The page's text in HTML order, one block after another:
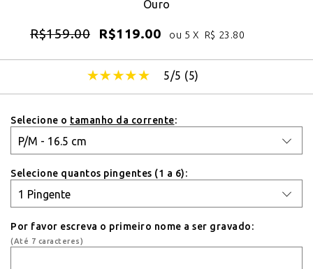
Ouro
R$159.00 R$119.00 ou 5 X R$ 23.80
5/5 (5)
Selecione o tamanho da corrente:
Selecione quantos pingentes (1 a 6):
Por favor escreva o primeiro nome a ser gravado:
(Até 7 caracteres)